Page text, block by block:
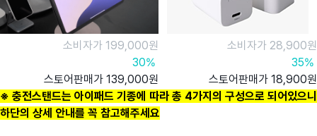
소비자가 199,000원
소비자가 28,900원
30%
스토어판매가 139,000원
35%
스토어판매가 18,900원
※ 충전스탠드는 아이패드 기종에 따라 총 4가지의 구성으로 되어있으니
하단의 상세 안내를 꼭 참고해주세요